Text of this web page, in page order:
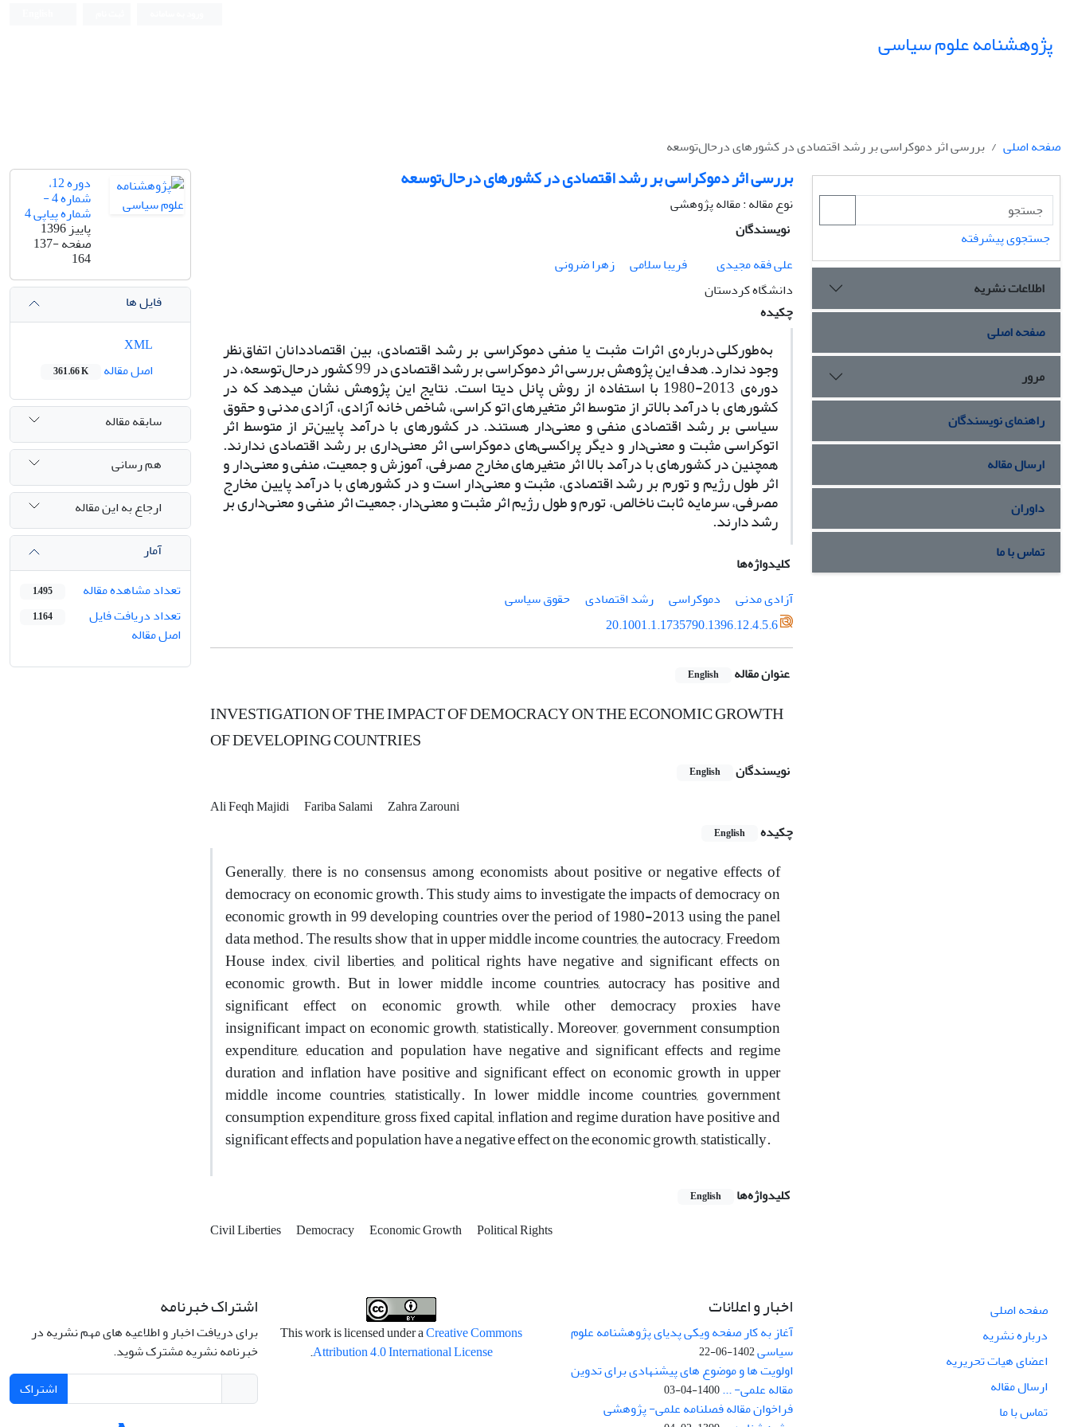
پژوهشنامه علوم سیاسی
صفحه اصلی بررسی اثر دموکراسی بر رشد اقتصادی در کشورهای درحال‌توسعه
بررسی اثر دموکراسی بر رشد اقتصادی در کشورهای درحال‌توسعه
نوع مقاله : مقاله پژوهشی
نویسندگان
علی فقه مجیدی
فریبا سلامی
زهرا ضرونی
دانشگاه کردستان
چکیده
به‌طورکلی درباره‌ی اثرات مثبت یا منفی دموکراسی بر رشد اقتصادی، بین اقتصاددانان اتفاق‌نظر
وجود ندارد. هدف این پژوهش بررسی اثر دموکراسی بر رشد اقتصادی در 99 کشور درحال‌توسعه، در
دوره‌ی 2013-1980 با استفاده از روش پانل دیتا است. نتایج این پژوهش نشان می­دهد که در
کشورهای با درآمد بالاتر از متوسط اثر متغیرهای اتو کراسی، شاخص خانه آزادی، آزادی مدنی و حقوق
سیاسی بر رشد اقتصادی منفی و معنی‌دار هستند. در کشورهای با درآمد پایین‌تر از متوسط اثر
اتوکراسی مثبت و معنی‌دار و دیگر پراکسی‌های دموکراسی اثر معنی‌داری بر رشد اقتصادی ندارند.
همچنین در کشورهای با درآمد بالا اثر متغیرهای مخارج مصرفی، آموزش و جمعیت، منفی و معنی‌دار و
اثر طول رژیم و تورم بر رشد اقتصادی، مثبت و معنی‌دار است و در کشورهای با درآمد پایین مخارج
مصرفی، سرمایه ثابت ناخالص، تورم و طول رژیم اثر مثبت و معنی‌دار، جمعیت اثر منفی و معنی‌داری بر
رشد دارند.
کلیدواژه‌ها
آزادی مدنی
دموکراسی رشد اقتصادی
حقوق سیاسی
20.1001.1.1735790.1396.12.4.5.6
عنوان مقاله English
INVESTIGATION OF THE IMPACT OF DEMOCRACY ON THE ECONOMIC GROWTH
OF DEVELOPING COUNTRIES
نویسندگان English
Ali Feqh Majidi Fariba Salami
Zahra Zarouni
چکیده
English
Generally, there is no consensus among economists about positive or negative effects of
democracy on economic growth. This study aims to investigate the impacts of democracy on
economic growth in 99 developing countries over the period of 1980-2013 using the panel
data method. The results show that in upper middle income countries, the autocracy, Freedom
House index, civil liberties, and political rights have negative and significant effects on
economic growth. But in lower middle income countries, autocracy has positive and
significant effect on economic growth, while other democracy proxies have
insignificant impact on economic growth, statistically. Moreover, government consumption
expenditure, education and population have negative and significant effects and regime
duration and inflation have positive and significant effect on economic growth in upper
middle income countries, statistically. In lower middle income countries, government
consumption expenditure, gross fixed capital, inflation and regime duration have positive and
significant effects and population have a negative effect on the economic growth, statistically.
کلیدواژه‌ها English
Civil Liberties Democracy Economic Growth Political Rights
دوره 12،
شماره 4 -
شماره پیاپی 4
پاییز 1396
صفحه137-
164
فایل ها
اصل مقاله
361.66 K
سابقه مقاله
هم رسانی
ارجاع به این مقاله
آمار
تعداد مشاهده مقاله
1,495
تعداد دریافت فایل
اصل مقاله
1,164
جستجوی پیشرفته
اطلاعات نشریه
صفحه اصلی
مرور
راهنمای نویسندگان
ارسال مقاله
داوران
تماس با ما
صفحه اصلی
درباره نشریه
اعضای هیات تحریریه
ارسال مقاله
تماس با ما
اخبار و اعلانات
آغاز به کار صفحه ویکی پدیای پژوهشنامه علوم
سیاسی1402-06-22
اولویت ها و موضوع های پیشنهادی برای تدوین
مقاله علمی- ...1400-04-03
فراخوان مقاله فصلنامه علمی- پژوهشی
This work is licensed under aCreative Commons
Attribution 4.0 International License
.
اشتراک خبرنامه
برای دریافت اخبار و اطلاعیه های مهم نشریه در
خبرنامه نشریه مشترک شوید.
اشتراک